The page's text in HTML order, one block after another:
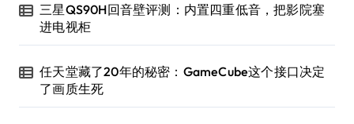
三星QS90H回音壁评测：内置四重低音，把影院塞
进电视柜
任天堂藏了20年的秘密：GameCube这个接口决定
了画质生死